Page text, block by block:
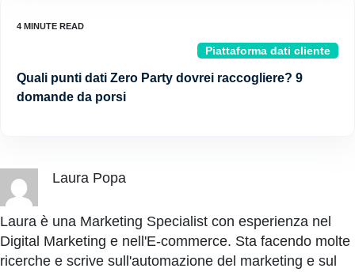
Piattaforma dati cliente
Quali punti dati Zero Party dovrei raccogliere? 9
domande da porsi
Laura Popa
Laura è una Marketing Specialist con esperienza nel
Digital Marketing e nell'E-commerce. Sta facendo molte
ricerche e scrive sull'automazione del marketing e sul